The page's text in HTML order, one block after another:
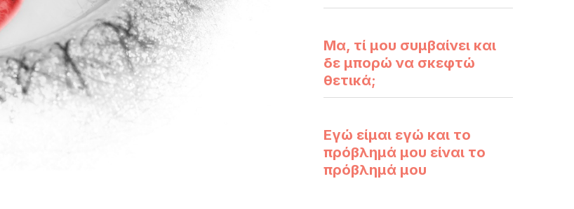
Μα, τί μου συμβαίνει και
δε μπορώ να σκεφτώ
θετικά;
Εγώ είμαι εγώ και το
πρόβλημά μου είναι το
πρόβλημά μου